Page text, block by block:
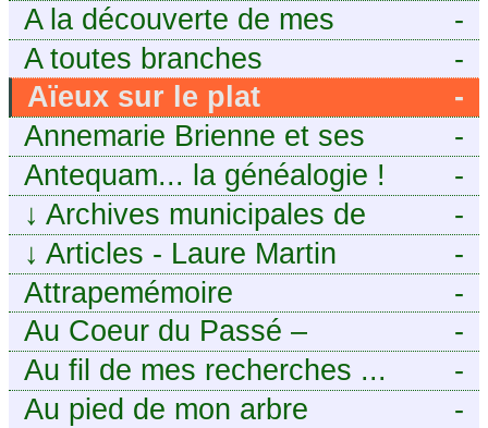
-
A la découverte de mes
ancêtres
-
A toutes branches
-
Aïeux sur le plat
-
Annemarie Brienne et ses
challenges de A à Z
-
Antequam... la généalogie !
-
↓ Archives municipales de
Montpellier
-
↓ Articles - Laure Martin
-
Attrapemémoire
-
Au Coeur du Passé –
Généalogie Familiale
-
Au fil de mes recherches ...
-
Au pied de mon arbre